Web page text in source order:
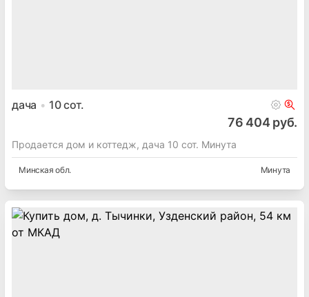
дача 10сот.
76 404 руб.
Продается дом и коттедж, дача 10 сот. Минута
Минская обл. Минута